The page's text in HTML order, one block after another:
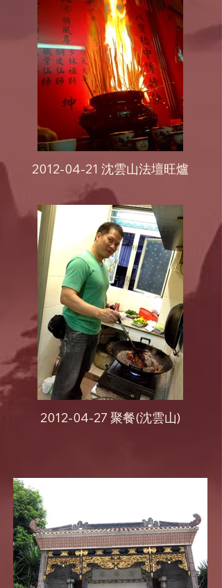
2012-04-21 沈雲山法壇旺爐
2012-04-27 聚餐(沈雲山)